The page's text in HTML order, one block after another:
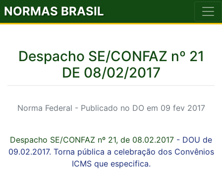
NORMAS BRASIL
Despacho SE/CONFAZ nº 21
DE 08/02/2017
Norma Federal - Publicado no DO em 09 fev 2017
Despacho SE/CONFAZ nº 21, de 08.02.2017 - DOU de
09.02.2017. Torna pública a celebração dos Convênios
ICMS que especifica.